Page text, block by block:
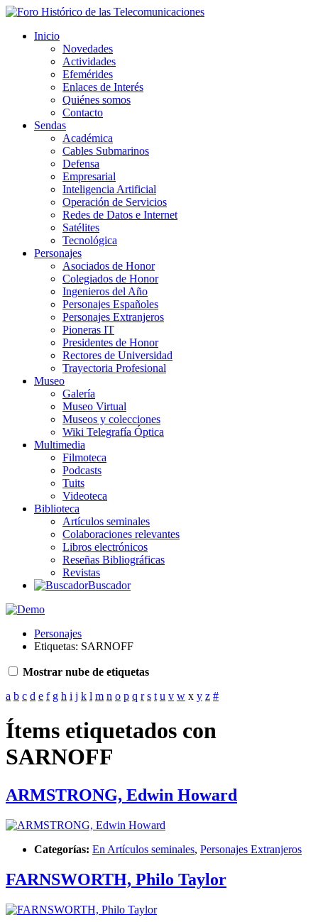
Inicio
Novedades
Actividades
Efemérides
Enlaces de Interés
Quiénes somos
Contacto
Sendas
Académica
Cables Submarinos
Defensa
Empresarial
Inteligencia Artificial
Operación de Servicios
Redes de Datos e Internet
Satélites
Tecnológica
Personajes
Asociados de Honor
Colegiados de Honor
Ingenieros del Año
Personajes Españoles
Personajes Extranjeros
Pioneras IT
Presidentes de Honor
Rectores de Universidad
Trayectoria Profesional
Museo
Galería
Museo Virtual
Museos y colecciones
Wiki Telegrafía Óptica
Multimedia
Filmoteca
Podcasts
Tuits
Videoteca
Biblioteca
Artículos seminales
Colaboraciones relevantes
Libros electrónicos
Reseñas Bibliográficas
Revistas
Buscador
Personajes
Etiquetas: SARNOFF
Mostrar nube de etiquetas
a b c d e f g h i j k l m n o p q r s t u v w x y z #
Ítems etiquetados con
SARNOFF
ARMSTRONG, Edwin Howard
Categorías: En Artículos seminales, Personajes Extranjeros
FARNSWORTH, Philo Taylor